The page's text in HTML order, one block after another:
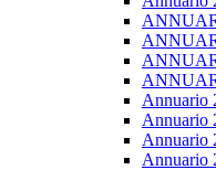
Annuario
Annuario
Annuario
Annuario